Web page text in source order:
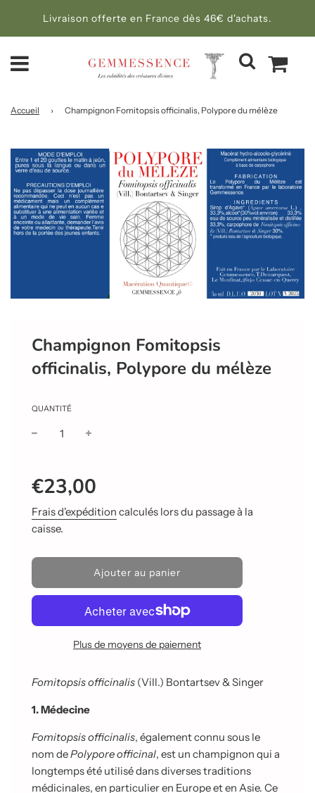
Livraison offerte en France dès 46€ d'achats.
Accueil › Champignon Fomitopsis officinalis, Polypore du mélèze
Champignon Fomitopsis
officinalis, Polypore du mélèze
QUANTITÉ
réduit
régulier
€23,00
Frais d'expédition calculés lors du passage à la
caisse.
C
a
r
g
e
m
n
c
u
r
s
Ajouter au panier
Plus de moyens de paiement
Fomitopsis officinalis (Vill.) Bontartsev & Singer
1. Médecine
Fomitopsis officinalis, également connu sous le
nom dePolypore officinal, est un champignon qui a
longtemps été utilisé dans diverses traditions
médicinales, en particulier en Europe et en Asie. Ce